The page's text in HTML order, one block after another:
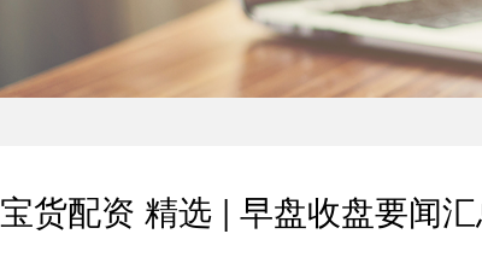
宝货配资 精选 | 早盘收盘要闻